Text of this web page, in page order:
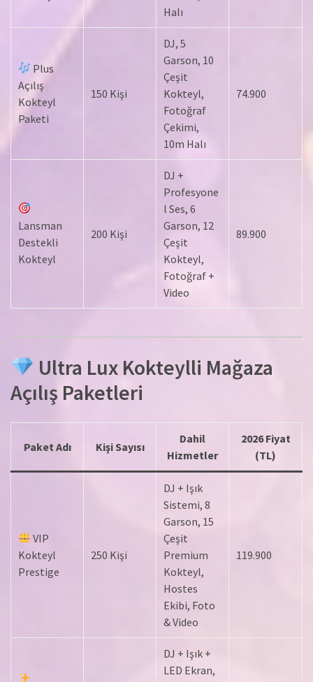
Halı
Plus
Açılış
Kokteyl
Paketi
150 Kişi
DJ, 5
Garson, 10
Çeşit
Kokteyl,
Fotoğraf
Çekimi,
10m Halı
74.900
Lansman
Destekli
Kokteyl
200 Kişi
DJ +
Profesyone
l Ses, 6
Garson, 12
Çeşit
Kokteyl,
Fotoğraf +
Video
89.900
Ultra Lux Kokteylli Mağaza
Açılış Paketleri
Paket Adı Kişi Sayısı
Dahil
Hizmetler
2026 Fiyat
(TL)
VIP
Kokteyl
Prestige
250 Kişi
DJ + Işık
Sistemi, 8
Garson, 15
Çeşit
Premium
Kokteyl,
Hostes
Ekibi, Foto
& Video
119.900
DJ + Işık +
LED Ekran,